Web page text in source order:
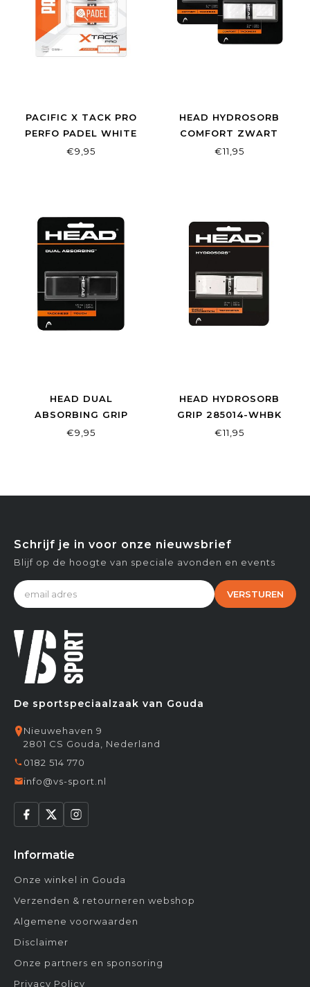
PACIFIC X TACK PRO
PERFO PADEL WHITE
€9,95
HEAD HYDROSORB
COMFORT ZWART
€11,95
HEAD DUAL
ABSORBING GRIP
285034-BK
€9,95
HEAD HYDROSORB
GRIP 285014-WHBK
€11,95
De sportspeciaalzaak van Gouda
Nieuwehaven 9
2801 CS Gouda, Nederland
0182 514 770
info@vs-sport.nl
Informatie
Onze winkel in Gouda
Verzenden & retourneren webshop
Algemene voorwaarden
Disclaimer
Onze partners en sponsoring
Privacy Policy
Schrijf je in voor onze nieuwsbrief
Blijf op de hoogte van speciale avonden en events
VERSTUREN